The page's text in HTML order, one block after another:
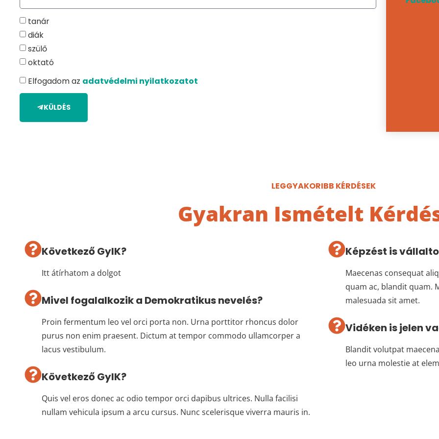
tanár
diák
szülő
oktató
Elfogadom az adatvédelmi nyilatkozatot
KÜLDÉS
LEGGYAKORIBB KÉRDÉSEK
Gyakran Ismételt
Következő GyIK?
Itt átírhatom a dolgot
Mivel fogalalkozik a Demokratikus nevelés?
Proin fermentum leo vel orci porta non. Urna porttitor rhoncus dolor
purus non enim praesent. Dictum at tempor commodo ullamcorper a
lacus vestibulum.
Következő GyIK?
Quis vel eros donec ac odio tempor orci dapibus ultrices. Nulla facilisi
nullam vehicula ipsum a arcu cursus. Nunc scelerisque viverra mauris in.
Képzést is
Maecenas consequat
quam ac, blandit quam.
malesuada sit amet.
Vidéken is jelen
Blandit volutpat
leo urna molestie at